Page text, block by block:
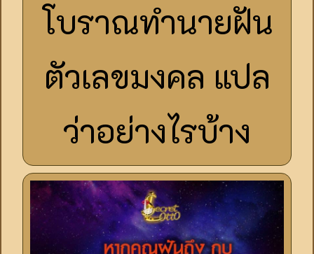
โบราณทำนายฝัน
ตัวเลขมงคล แปล
ว่าอย่างไรบ้าง